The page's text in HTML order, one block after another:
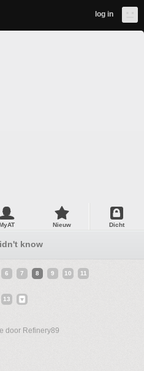
log in
Nieuw Dicht
know
6 7 8 9 10 11
13
door Refinery89